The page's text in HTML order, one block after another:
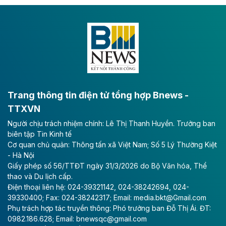
Đông A dài khoảng 25,1 km được kỳ vọng sẽ tạo động
lực phát triển kinh tế - xã hội khu vực phía Nam đồng
Long Thành
Tổng công ty Cảng hàng không Việt Nam - CTCP
(ACV) vừa lập kỷ lục mới về lợi nhuận trong quý
II/2026.
Theo baodautu.vn
Vinaconex lập đỉnh doanh thu
Tổng CTCP Xuất nhập khẩu và Xây dựng Việt Nam
(Vinaconex) đã khép lại nửa đầu năm với doanh thu
thuần gần 7.268 tỷ đồng, tăng 4% so với cùng kỳ và
cũng là mức cao nhất lịch sử hoạt động của doanh
Trang thông tin điện tử tổng hợp Bnews -
TTXVN
Người chịu trách nhiệm chính: Lê Thị Thanh Huyền. Trưởng ban
biên tập Tin Kinh tế
Cơ quan chủ quản: Thông tấn xã Việt Nam; Số 5 Lý Thường Kiệt
- Hà Nội
Giấy phép số 56/TTĐT ngày 31/3/2026 do Bộ Văn hóa, Thể
thao và Du lịch cấp.
Điện thoại liên hệ: 024-39321142, 024-38242694, 024-
39330400; Fax: 024-38242317; Email: media.bkt@Gmail.com
Phụ trách hợp tác truyền thông: Phó trưởng ban Đỗ Thị Ái. ĐT:
0982.186.628; Email: bnewsqc@gmail.com